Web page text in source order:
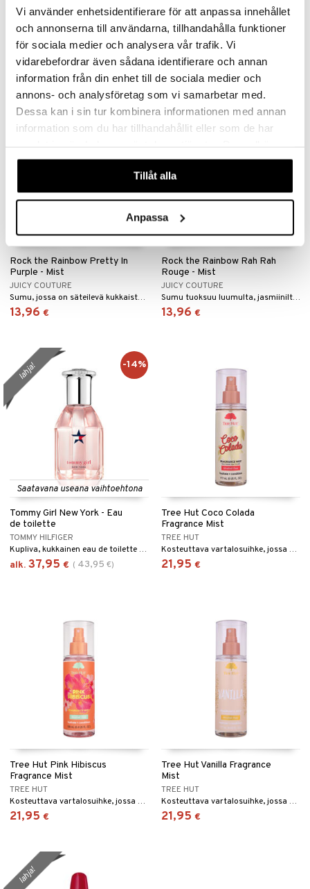
Vi använder enhetsidentifierare för att anpassa innehållet
och annonserna till användarna, tillhandahålla funktioner
för sociala medier och analysera vår trafik. Vi
vidarebefordrar även sådana identifierare och annan
information från din enhet till de sociala medier och
annons- och analysföretag som vi samarbetar med.
Dessa kan i sin tur kombinera informationen med annan
information som du har tillhandahållit eller som de har
våra cookies vid fortsatt användande av vår webbplats.
Tillåt alla
Anpassa
Possibility Swept Away Body
POSSIBILITY OF LONDON
Sitrus-kookos tuoksuinen vartalosuihke
11,95 €
Rock the Rainbow Oh So
Orange - Mist
JUICY COUTURE
13,96 €
Rock the Rainbow Pretty In
Purple - Mist
JUICY COUTURE
Sumu, jossa on säteilevä kukkaistuoksu Juicy Couturelta.
13,96 €
Rock the Rainbow Rah Rah
Rouge - Mist
JUICY COUTURE
Sumu tuoksuu luumulta, jasmiinilta ja ruusulta
13,96 €
Saatavana useana vaihtoehtona
Tommy Girl New York - Eau
de toilette
TOMMY HILFIGER
Kupliva, kukkainen eau de toilette Tommy Hilfigeriltä.
alk. 37,95 € ( 43,95 €)
lahja! -14%
Tree Hut Coco Colada
Fragrance Mist
TREE HUT
Kosteuttava vartalosuihke, jossa on kookoksen ja ananaksen tuoksu, Tree Hutilta.
21,95 €
Tree Hut Pink Hibiscus
Fragrance Mist
TREE HUT
Kosteuttava vartalosuihke, jossa on hibiskuksen ja vadelman tuoksu Tree Hutilta.
21,95 €
Tree Hut Vanilla Fragrance
Mist
TREE HUT
Kosteuttava vartalosuihke, jossa on vaniljan tuoksu.
21,95 €
lahja!